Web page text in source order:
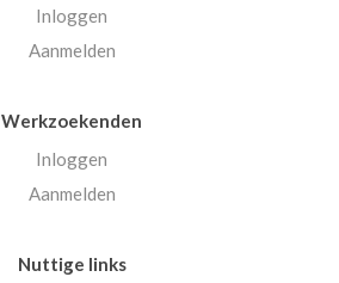
Inloggen
Aanmelden
Werkzoekenden
Inloggen
Aanmelden
Nuttige links